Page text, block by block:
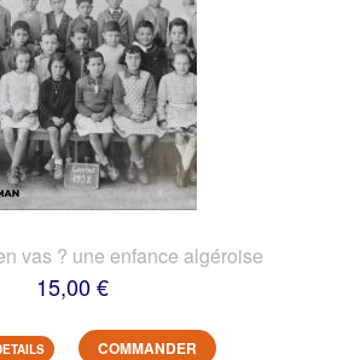
vas ? une enfance algéroise
15,00 €
COMMANDER